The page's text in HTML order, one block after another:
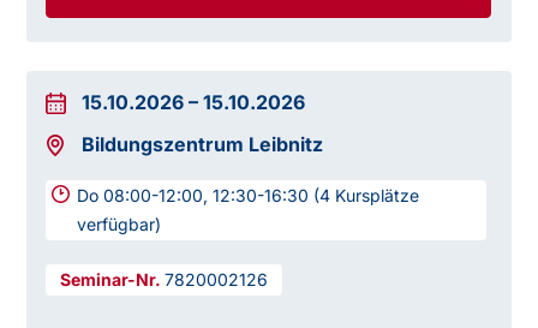
15.10.2026 –15.10.2026
Bildungszentrum Leibnitz
Do 08:00-12:00, 12:30-16:30 (4 Kursplätze
verfügbar)
7820002126